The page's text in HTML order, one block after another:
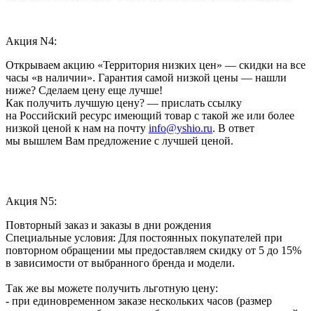
Акция N4:
Открываем акцию «Территория низких цен» — скидки на все
часы «в наличии». Гарантия самой низкой цены — нашли
ниже? Сделаем цену еще лучше!
Как получить лучшую цену? — прислать ссылку
на Российский ресурс имеющий товар с такой же или более
низкой ценой к нам на почту info@yshio.ru. В ответ
мы вышлем Вам предложение с лучшей ценой.
Акция N5:
Повторный заказ и заказы в дни рождения
Специальные условия: Для постоянных покупателей при
повторном обращении мы предоставляем скидку от 5 до 15%
в зависимости от выбранного бренда и модели.
Так же вы можете получить льготную цену:
- при единовременном заказе нескольких часов (размер